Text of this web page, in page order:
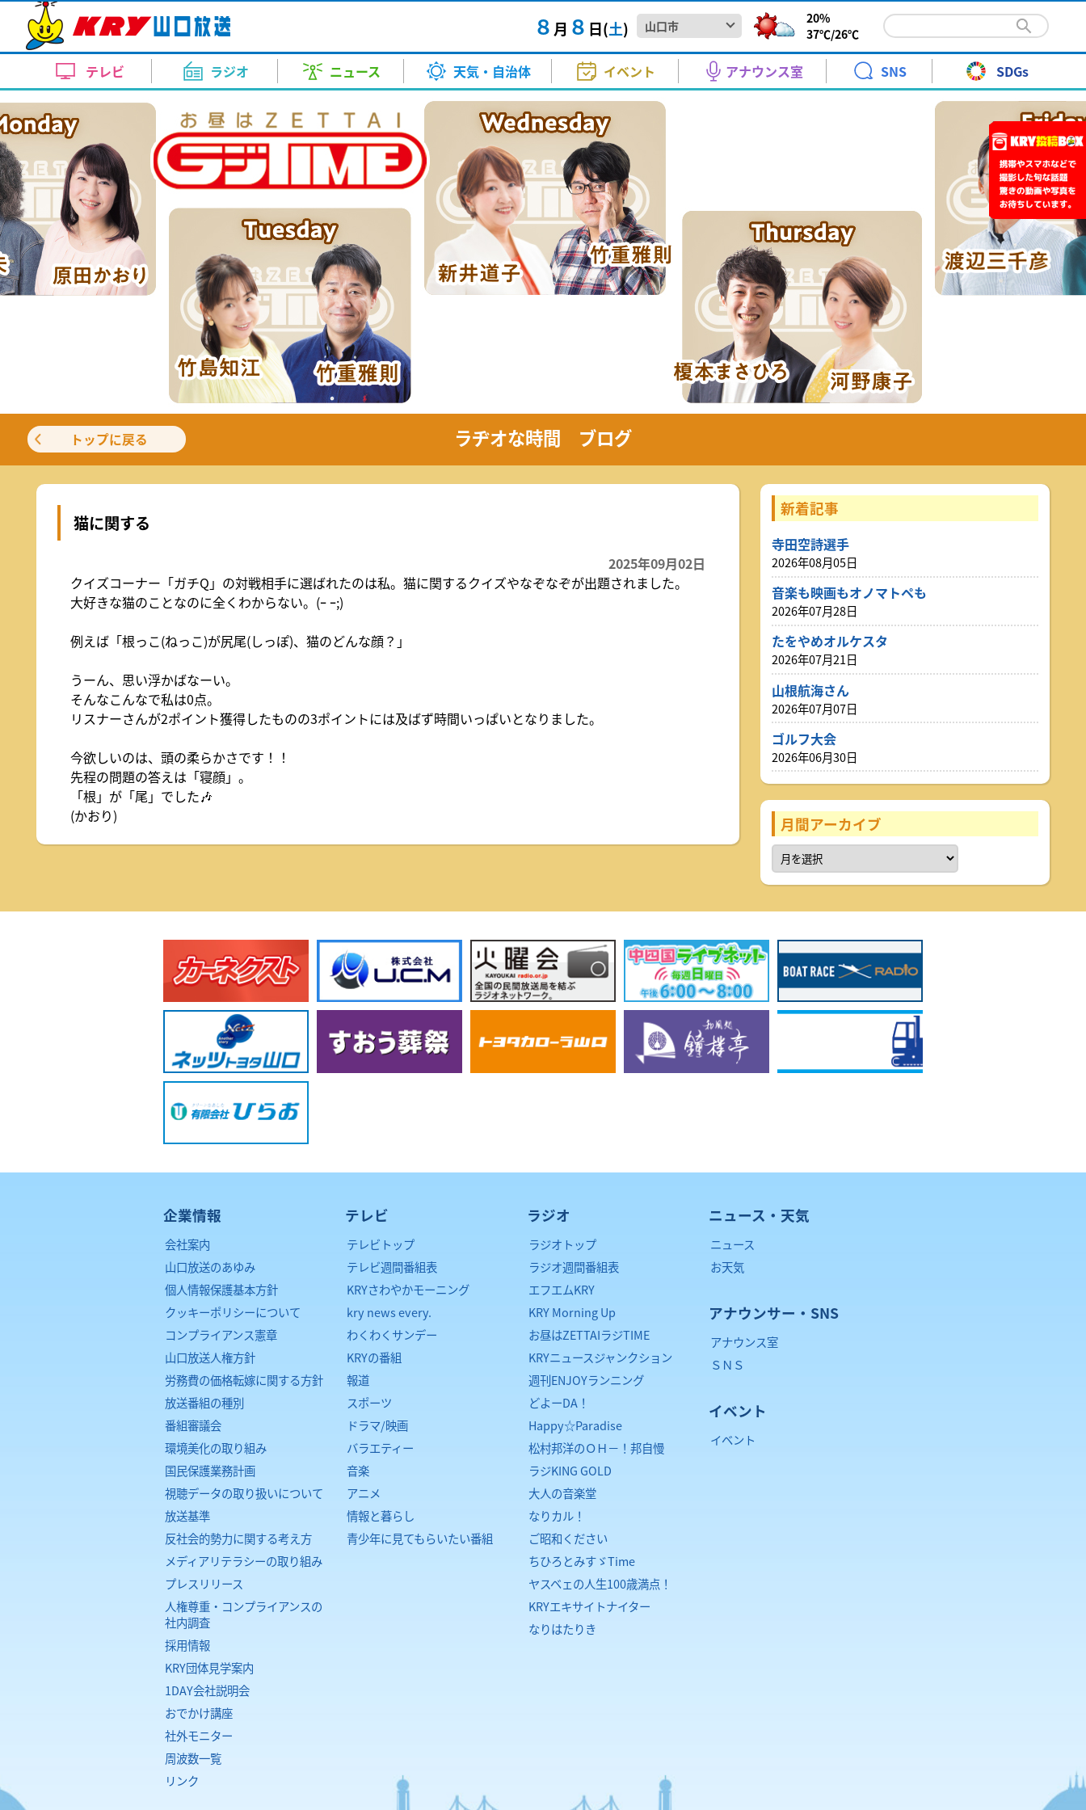
８ 月 ８ 日(土)
20%
37℃/26℃
テレビ
テレビトップ
KRYの番組 報道 スポーツ ドラマ・映画 バラエティー
新番組ラインナップ
KRYイチオシ番組
KRYの番組
KRYさわやかモーニング
月～金
あさ5:20～6:54
らいふ
月～金
午後5:20頃～5:53（kry news every. 2
部内）
kry news every.
月～金
午後3:50～7:00
10keiちゃんねる
土曜日
よる10:54～11:00
はつらつ山口っ子
日曜日
あさ10:55～11:10
あさ11:10～11:25
しものせき21
日曜日
午前11:50〜12:00
午前10:55～11:10
ラジオ
ラジオトップ
KRY Morning Up
月～金 あさ 7:00～11:00
お昼はZETTAIラジTIME
月～金 正午～ごご4:00
KRYニュースジャンクション
月～金 夕方6:00～6:20
週刊ENJOYランニング
土曜日 あさ 7:30～7:45
どよーDA！
土曜日 あさ 9:00～正午
Happy☆Paradise
土曜日 正午～1:00
松村邦洋のＯＨ－！邦自慢
土曜日 ごご3:00～3:30
月曜日 ごご7:00～7:30[再]
ラジKING GOLD
土曜日 ごご 4:00～4:55
大人の音楽堂～ういろう、ひねってみま
した～
土曜日 夕方 5:00～5:30
きょうも、この街で
毎週土曜日 ごご5:30～5:45
なりカル！
土曜日 ごご 10:00～11:00
ちひろとみすゞTime
日曜日 午前 10:30～11:00
日曜日 よる9：00～9：30
ニュース
ニューストップ
【交通情報】山陽小野田市の国道2号で事故～通行止めは解除
（午前8時35分）
8日朝、山陽小野田市山野井の国道2号で車両同士の事故があり
ま...
2026.8.8 8:37
支援する側も疲弊…熊本派遣の山口日赤救護班が帰還 避難所の実
熊本地震の被災地に派遣された日本赤十字社山口県支部の救護班
2026.8.7 19:38
徳地和紙で自分だけの御朱印帳づくり 山口DCに向け歴史巡りの
新企画スタート
山口デスティネーションキャンペーンに向けて各地で準備が進ん
で...
2026.8.7 19:37
海水を淡水に！化学メーカーで子ども科学教室 岩国市
夏休みのこどもたちを対象にした科学教室が岩国市に事業所を置
2026.8.7 19:37
水中ドローンや水中ロボット 海洋技術への関心を高めて！岩国オ
ーシャンテックデイズ
水中ドローンや水中ロボットを通して海洋技術への関心を高めて
も...
2026.8.7 19:36
天気・自治体
天気・自治体トップ
ピンポイント天気 天気（きょう・あす） 気温（きょう・あす）
10日間天気
近隣のお天気 衛星画像
今の気温（アメダス）
レーダー 土砂災害警戒情報
警報・注意報
台風情報
洗濯情報 紫外線情報
紅葉情報
お肌乾燥情報
花粉情報 PM2.5予想
さくら情報
イベント
イベントトップ
イベント コンサート・舞台 美術展 スポーツ 試写会
イベント情報
コンサート・舞台
【要事前予約】24時間テレビ49 ①番組生放送②ミニコンサー
ト・トークショー観覧者募集
2026年8月30日 ①11：30～(生放送) ②13：30～(ミニコンサー
ト)
イベント
【要事前予約】24時間テレビ49 KRYアナウンサー体験教室 参加
2026年8月30日 ［1回目］11:30～［2回目］14:00～
美術展
山口放送開局７０周年記念「金曜ロードショーとジブリ展」
2026年7月18日(土)～10月12日(月)
山口放送開局70周年記念10keiちゃんねる 10FAM MEETING
2026
2026年10月3日(土)
2026年10月3日(土)
アナウンス室
アナウンス室トップ
上田 奈央 内田 充咲 河野 康子
竹重 雅則
中村 衣里
畑中 里咲
渡辺 三千彦 秋山 幸輝 山本 昇治
青木 京子
新井 道子
榎本 まさひろ 北川 加寿美 小林 愛子
鈴木 久美
清家 律子 竹島 知江 原田 かおり
武藤 ひさこ
山本 恭子
SNS SDGs
テレビトップ
KRYの番組 報道 スポーツ ドラマ・映画 バラエティー 音楽 アニメ 情報と暮らし
青少年に見てもらいたい番組
新番組ラインナップ
KRYイチオシ番組
KRYの番組
KRYさわやかモーニング
月～金
あさ5:20～6:54
らいふ
月～金
午後5:20頃～5:53（kry news every. 2
部内）
kry news every.
月～金
午後3:50～7:00
わくわくサンデー
日曜日
あさ10:55～11:10
はつらつ山口っ子
日曜日
あさ10:55～11:10
元気創出！やまぐち
しものせき21
日曜日
午前11:50〜12:00
ちかくにいわくに
ラジオトップ
KRY Morning Up
月～金 あさ 7:00～11:00
お昼はZETTAIラジTIME
月～金 正午～ごご4:00
KRYニュースジャンクション
月～金 夕方6:00～6:20
KRYエキサイトナイター
火～土曜日 ごご 6:20～9:00
週刊ENJOYランニング
土曜日 あさ 7:30～7:45
土曜日 あさ 9:00～正午
Happy☆Paradise
土曜日 正午～1:00
松村邦洋のＯＨ－！邦自慢
ラジKING GOLD
土曜日 ごご 4:00～4:55
大人の音楽堂～ういろう、ひねってみま
した～
土曜日 夕方 5:00～5:30
きょうも、この街で
毎週土曜日 ごご5:30～5:45
ご昭和ください
日曜日 あさ11:30～12:00
ちひろとみすゞTime
日曜日 午前 10:30～11:00
なりはたりき
日曜日 よる9：00～9：30
ニューストップ
【交通情報】山陽小野田市の国道2号で事故～通行止めは解除
（午前8時35分）
8日朝、山陽小野田市山野井の国道2号で車両同士の事故があり
2026.8.8 8:37
支援する側も疲弊…熊本派遣の山口日赤救護班が帰還 避難所の実
情語る
熊本地震の被災地に派遣された日本赤十字社山口県支部の救護班
徳地和紙で自分だけの御朱印帳づくり 山口DCに向け歴史巡りの
新企画スタート
山口デスティネーションキャンペーンに向けて各地で準備が進ん
で...
2026.8.7 19:37
夏休みのこどもたちを対象にした科学教室が岩国市に事業所を置
水中ドローンや水中ロボット 海洋技術への関心を高めて！岩国オ
ーシャンテックデイズ
水中ドローンや水中ロボットを通して海洋技術への関心を高めて
も...
2026.8.7 19:36
天気・自治体トップ
ピンポイント天気 天気（きょう・あす） 気温（きょう・あす）
時系列予報
10日間天気
近隣のお天気 衛星画像
天気図
今の気温（アメダス）
レーダー 土砂災害警戒情報
台風情報
洗濯情報 紫外線情報
お肌乾燥情報
花粉情報 PM2.5予想
熱中症情報
イベントトップ
イベント コンサート・舞台 美術展 スポーツ 試写会 その他
イベント情報
コンサート・舞台
【要事前予約】24時間テレビ49 ①番組生放送②ミニコンサー
ト・トークショー観覧者募集
2026年8月30日 ①11：30～(生放送) ②13：30～(ミニコンサー
【要事前予約】24時間テレビ49 KRYアナウンサー体験教室 参加
2026年8月30日 ［1回目］11:30～［2回目］14:00～
山口放送開局７０周年記念「金曜ロードショーとジブリ展」
2026年7月18日(土)～10月12日(月)
イベント
山口放送開局70周年記念10keiちゃんねる 10FAM MEETING
2026
2026年10月3日(土)
イベント
KRY DANCE EVOLUTION 2026
2026年10月3日(土)
アナウンス室トップ
上田 奈央 内田 充咲 河野 康子 高橋 良
高橋 裕
竹重 雅則
田中 泰平 中村 衣里 成田 弘毅
野口 緒美
畑中 里咲
渡辺 三千彦 秋山 幸輝
新井 道子
榎本 まさひろ 北川 加寿美
鈴木 久美
清家 律子 竹島 知江
山根 由紀夫
山本 恭子 山本 博子
トップに戻る ラヂオな時間 ブログ
猫に関する
2025年09月02日
クイズコーナー「ガチQ」の対戦相手に選ばれたのは私。猫に関するクイズやなぞなぞが出題されました。
大好きな猫のことなのに全くわからない。(ｰ ｰ;)
例えば「根っこ(ねっこ)が尻尾(しっぽ)、猫のどんな顔？」
うーん、思い浮かばなーい。
そんなこんなで私は0点。
リスナーさんが2ポイント獲得したものの3ポイントには及ばず時間いっぱいとなりました。
今欲しいのは、頭の柔らかさです！！
先程の問題の答えは「寝顔」。
「根」が「尾」でした🎶
(かおり)
新着記事
寺田空詩選手
2026年08月05日
音楽も映画もオノマトペも
2026年07月28日
たをやめオルケスタ
2026年07月21日
山根航海さん
2026年07月07日
ゴルフ大会
2026年06月30日
月間アーカイブ
企業情報
会社案内
山口放送のあゆみ
個人情報保護基本方針
クッキーポリシーについて
コンプライアンス憲章
山口放送人権方針
労務費の価格転嫁に関する方針
放送番組の種別
番組審議会
環境美化の取り組み
国民保護業務計画
視聴データの取り扱いについて
放送基準
反社会的勢力に関する考え方
メディアリテラシーの取り組み
プレスリリース
人権尊重・コンプライアンスの
社内調査
採用情報
KRY団体見学案内
1DAY会社説明会
おでかけ講座
社外モニター
周波数一覧
リンク
テレビ
テレビトップ
テレビ週間番組表
KRYさわやかモーニング
kry news every.
わくわくサンデー
KRYの番組
報道
スポーツ
ドラマ/映画
バラエティー
音楽
アニメ
情報と暮らし
青少年に見てもらいたい番組
ラジオ
ラジオトップ
ラジオ週間番組表
エフエムKRY
KRY Morning Up
お昼はZETTAIラジTIME
KRYニュースジャンクション
週刊ENJOYランニング
どよーDA！
Happy☆Paradise
松村邦洋のＯＨ－！邦自慢
ラジKING GOLD
大人の音楽堂
なりカル！
ご昭和ください
ちひろとみすゞTime
ヤスベェの人生100歳満点！
KRYエキサイトナイター
なりはたりき
ニュース・天気
ニュース
お天気
アナウンサー・SNS
アナウンス室
ＳＮＳ
イベント
イベント